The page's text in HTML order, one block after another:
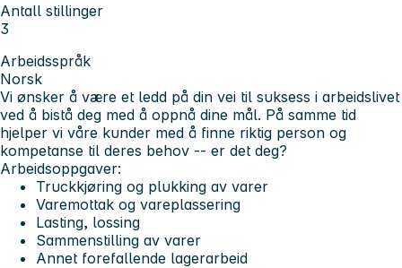
Antall stillinger
3
Arbeidsspråk
Norsk
Vi ønsker å være et ledd på din vei til suksess i arbeidslivet
ved å bistå deg med å oppnå dine mål. På samme tid
hjelper vi våre kunder med å finne riktig person og
kompetanse til deres behov -- er det deg?
Arbeidsoppgaver:
Truckkjøring og plukking av varer
Varemottak og vareplassering
Lasting, lossing
Sammenstilling av varer
Annet forefallende lagerarbeid